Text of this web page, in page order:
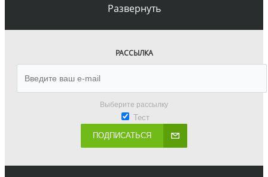
Развернуть
РАССЫЛКА
Выберите рассылку
Тест
ПОДПИСАТЬСЯ